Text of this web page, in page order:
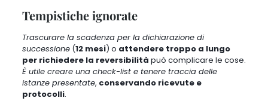
Tempistiche ignorate
Trascurare la scadenza per la dichiarazione di
successione(12 mesi) o attendere troppo a lungo
per richiedere la reversibilità può complicare le cose.
È utile creare una check-list e tenere traccia delle
istanze presentate, conservando ricevute e
protocolli.